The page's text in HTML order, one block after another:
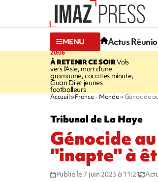
MENU Actus
20:06
À RETENIR CE SOIRVols
vers l'Asie, mort d'une
gramoune, cocottes minute,
Guan Di et jeunes
footballeurs
Accueil France - Monde Génocide
Tribunal de La Haye
Génocide
"inapte" à
Publié le 7 juin 2023 à 11:21